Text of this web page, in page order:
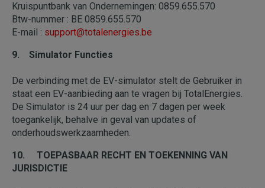
Kruispuntbank van Ondernemingen: 0859.655.570
Btw-nummer : BE 0859.655.570
E-mail : support@totalenergies.be
9. Simulator Functies
De verbinding met de EV-simulator stelt de Gebruiker in
staat een EV-aanbieding aan te vragen bij TotalEnergies.
De Simulator is 24 uur per dag en 7 dagen per week
toegankelijk, behalve in geval van updates of
onderhoudswerkzaamheden.
10. TOEPASBAAR RECHT EN TOEKENNING VAN
JURISDICTIE